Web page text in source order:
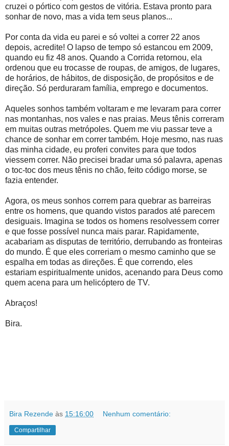
cruzei o pórtico com gestos de vitória. Estava pronto para
sonhar de novo, mas a vida tem seus planos...
Por conta da vida eu parei e só voltei a correr 22 anos
depois, acredite! O lapso de tempo só estancou em 2009,
quando eu fiz 48 anos. Quando a Corrida retornou, ela
ordenou que eu trocasse de roupas, de amigos, de lugares,
de horários, de hábitos, de disposição, de propósitos e de
direção. Só perduraram família, emprego e documentos.
Aqueles sonhos também voltaram e me levaram para correr
nas montanhas, nos vales e nas praias. Meus tênis correram
em muitas outras metrópoles. Quem me viu passar teve a
chance de sonhar em correr também. Hoje mesmo, nas ruas
das minha cidade, eu proferi convites para que todos
viessem correr. Não precisei bradar uma só palavra, apenas
o toc-toc dos meus tênis no chão, feito código morse, se
fazia entender.
Agora, os meus sonhos correm para quebrar as barreiras
entre os homens, que quando vistos parados até parecem
desiguais. Imagina se todos os homens resolvessem correr
e que fosse possível nunca mais parar. Rapidamente,
acabariam as disputas de território, derrubando as fronteiras
do mundo. É que eles correriam o mesmo caminho que se
espalha em todas as direções. É que correndo, eles
estariam espiritualmente unidos, acenando para Deus como
quem acena para um helicóptero de TV.
Abraços!
Bira.
Bira Rezende às 15:16:00 Nenhum comentário:
Compartilhar